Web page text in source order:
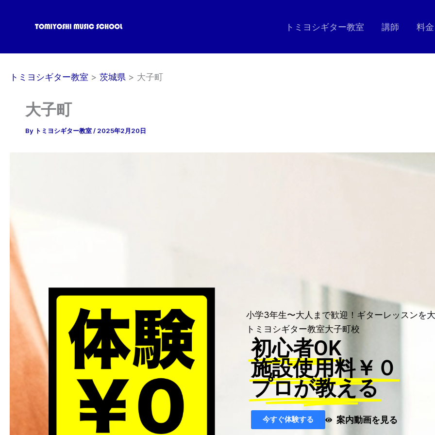
トミヨシギター教室 講師 料金
トミヨシギター教室 茨城県 大子町
大子町
By トミヨシギター教室/ 2025年2月20日
小学3年生〜大人まで歓迎！ギターレッスンを
トミヨシギター教室大子町校
初心者OK
施設使用料￥０
プロが教える
今すぐ体験する 案内動画を見る